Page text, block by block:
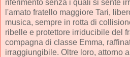
riferimento senza i quali si sente
l'amato fratello maggiore Tari,
musica, sempre in rotta di
ribelle e protettore irriducibile del
compagna di classe Emma,
irraggiungibile. Oltre loro, attorno